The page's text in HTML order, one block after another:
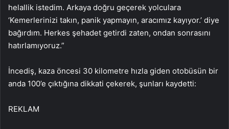
helallik istedim. Arkaya doğru geçerek yolculara
‘Kemerlerinizi takın, panik yapmayın, aracımız kayıyor.’ diye
bağırdım. Herkes şehadet getirdi zaten, ondan sonrasını
hatırlamıyoruz.”
İncediş, kaza öncesi 30 kilometre hızla giden otobüsün bir
anda 100’e çıktığına dikkati çekerek, şunları kaydetti:
REKLAM